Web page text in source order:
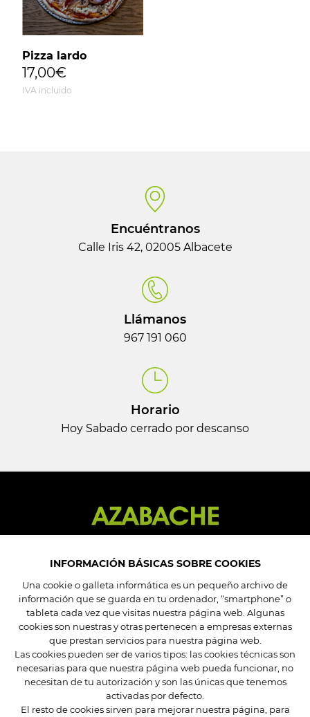
Pizza lardo
17,00€
IVA incluido
Encuéntranos
Calle Iris 42, 02005 Albacete
Llámanos
967 191 060
Horario
Hoy Sabado cerrado por descanso
Mi cuenta
Mis pedidos
Mis datos
Mis direcciones
Condiciones de compra
Preguntas frecuentes
INFORMACIÓN BÁSICAS SOBRE COOKIES
Una cookie o galleta informática es un pequeño archivo de
información que se guarda en tu ordenador, “smartphone” o
tableta cada vez que visitas nuestra página web. Algunas
cookies son nuestras y otras pertenecen a empresas externas
que prestan servicios para nuestra página web.
Las cookies pueden ser de varios tipos: las cookies técnicas son
necesarias para que nuestra página web pueda funcionar, no
necesitan de tu autorización y son las únicas que tenemos
activadas por defecto.
El resto de cookies sirven para mejorar nuestra página, para